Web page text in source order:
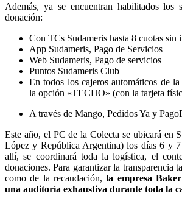
Además, ya se encuentran habilitados los
donación:
Con TCs Sudameris hasta 8 cuotas sin
App Sudameris, Pago de Servicios
Web Sudameris, Pago de servicios
Puntos Sudameris Club
En todos los cajeros automáticos de
la opción «TECHO» (con la tarjeta
A través de Mango, Pedidos Ya y
Este año, el PC de la Colecta se ubicará en
López y República Argentina) los días 6 y 7
allí, se coordinará toda la logística, el
donaciones. Para garantizar la transparencia
como de la recaudación,la empresa
una auditoría exhaustiva durante toda la